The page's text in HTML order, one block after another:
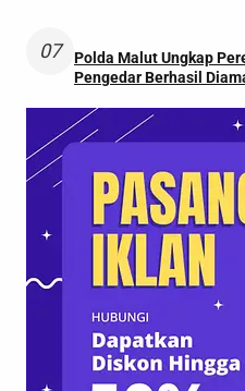
07
Polda Malut Ungkap
Pengedar Berhasil